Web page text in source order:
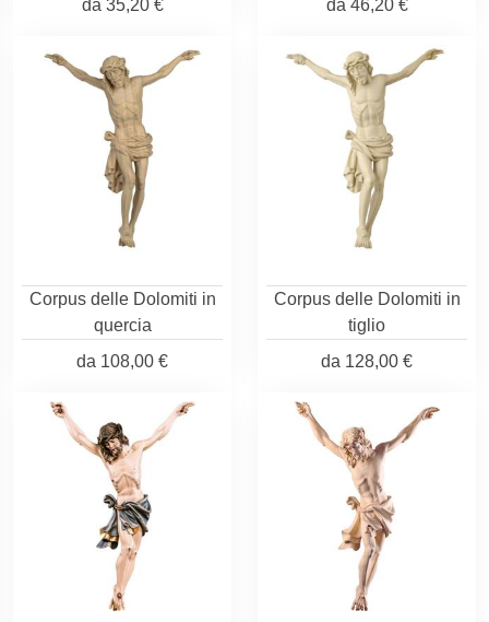
da 35,20 €
da 46,20 €
Corpus delle Dolomiti in
quercia
da 108,00 €
Corpus delle Dolomiti in
tiglio
da 128,00 €